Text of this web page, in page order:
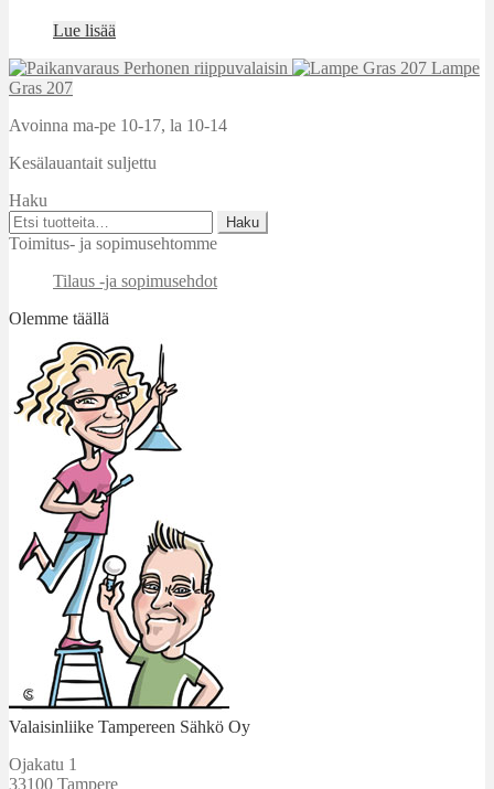
Lue lisää
Perhonen riippuvalaisin
Lampe
Gras 207
Avoinna ma-pe 10-17, la 10-14
Kesälauantait suljettu
Haku
Etsi:
Haku
Toimitus- ja sopimusehtomme
Tilaus -ja sopimusehdot
Olemme täällä
Valaisinliike Tampereen Sähkö Oy
Ojakatu 1
33100 Tampere